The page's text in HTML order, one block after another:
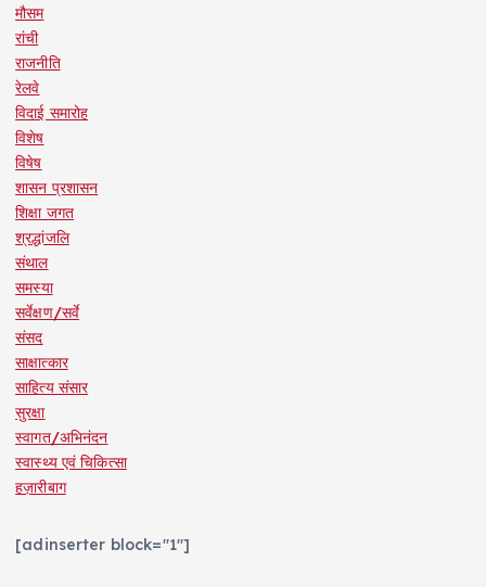
मौसम
रांची
राजनीति
रेलवे
विदाई समारोह
विशेष
विषेष
शासन प्रशासन
शिक्षा जगत
श्रद्धांजलि
संथाल
समस्या
सर्वेक्षण/सर्वे
संसद
साक्षात्कार
साहित्य संसार
सुरक्षा
स्वागत/अभिनंदन
स्वास्थ्य एवं चिकित्सा
हज़ारीबाग
[adinserter block="1"]